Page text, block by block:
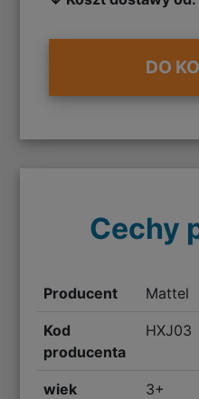
DO
Cechy
Producent Mattel
Kod
producenta
HXJ03
wiek 3+